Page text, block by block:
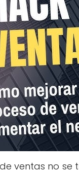
ventas no